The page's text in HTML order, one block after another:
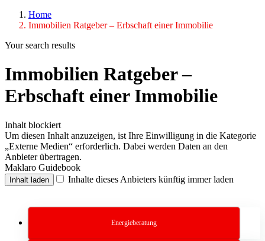
Home
Immobilien Ratgeber – Erbschaft einer Immobilie
Your search results
Immobilien Ratgeber –
Erbschaft einer Immobilie
Inhalt blockiert
Um diesen Inhalt anzuzeigen, ist Ihre Einwilligung in die Kategorie
„Externe Medien“ erforderlich. Dabei werden Daten an den
Anbieter übertragen.
Maklaro Guidebook
Inhalt laden Inhalte dieses Anbieters künftig immer laden
Energieberatung